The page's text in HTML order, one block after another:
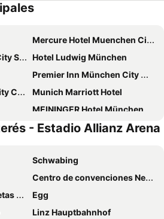
Mercure Hotel Muenchen City Center
Hotel Ludwig München
Premier Inn München City Ost
Ihg
Munich Marriott Hotel
MEININGER Hotel München Olympiapark
Ihg
Holiday Inn Express Munich - City East By Ihg
Numa Munich Viktoria
Bold Hotel München Giesing
Hampton by Hilton Munich City West
Super 8 by Wyndham Munich City North
- Estadio Allianz Arena
Schwabing
Centro de convenciones Neue Messe München
checo
Egg
Linz Hauptbahnhof